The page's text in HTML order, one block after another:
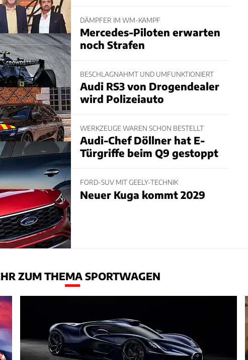
DÄMPFER IM WM-KAMPF
Mercedes-Piloten erwarten
noch Strafen
BESCHLAGNAHMT UND UMFUNKTIONIERT
Audi RS3 von Drogendealer
wird Polizeiauto
WERKZEUGE WAREN SCHON BESTELLT
Audi-Chef Döllner hat E-
Türgriffe beim Q9 gestoppt
FORD-SUV MIT GEELY-TECHNIK
Neuer Kuga kommt 2029
ZUM THEMA SPORTWAGEN